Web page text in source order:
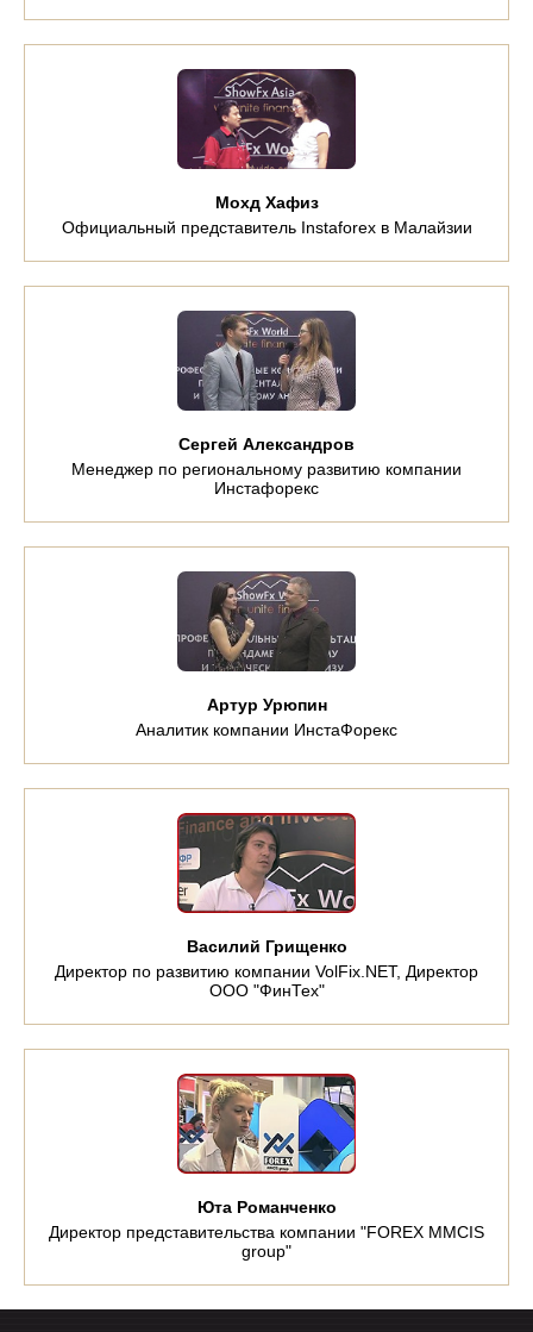
Мохд Хафиз
Официальный представитель Instaforex в Малайзии
Сергей Александров
Менеджер по региональному развитию компании
Инстафорекс
Артур Урюпин
Аналитик компании ИнстаФорекс
Василий Грищенко
Директор по развитию компании VolFix.NET, Директор
ООО "ФинТех"
Юта Романченко
Директор представительства компании "FOREX MMCIS
group"